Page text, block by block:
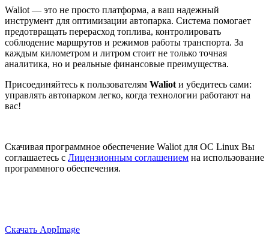
Waliot — это не просто платформа, а ваш надежный
инструмент для оптимизации автопарка. Система помогает
предотвращать перерасход топлива, контролировать
соблюдение маршрутов и режимов работы транспорта. За
каждым километром и литром стоит не только точная
аналитика, но и реальные финансовые преимущества.
Присоединяйтесь к пользователям Waliot и убедитесь сами:
управлять автопарком легко, когда технологии работают на
вас!
Скачивая программное обеспечение Waliot для ОС Linux Вы
соглашаетесь с Лицензионным соглашением на использование
программного обеспечения.
Скачать AppImage